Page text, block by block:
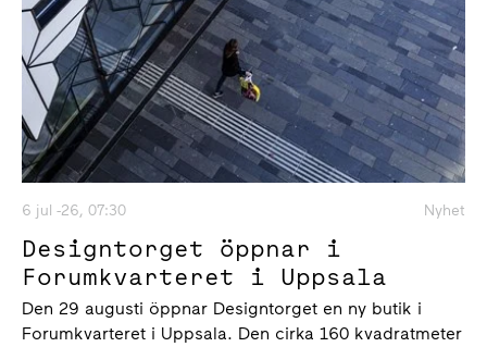
6 jul -26, 07:30 Nyhet
Designtorget öppnar i
Forumkvarteret i Uppsala
Den 29 augusti öppnar Designtorget en ny butik i
Forumkvarteret i Uppsala. Den cirka 160 kvadratmeter